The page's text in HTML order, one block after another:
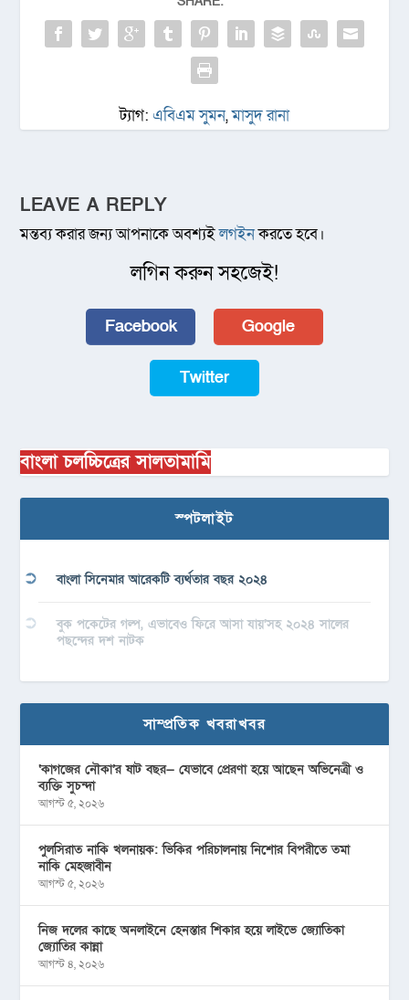
ট্যাগ: এবিএম সুমন,মাসুদ রানা
LEAVE A REPLY
মন্তব্য করার জন্য আপনাকে অবশ্যইলগইনকরতে হবে।
লগিন করুন সহজেই!
Facebook Google
Twitter
বাংলা চলচ্চিত্রের সালতামামি
স্পটলাইট
বাংলা সিনেমার আরেকটি ব্যর্থতার বছর ২০২৪
বুক পকেটের গল্প, এভাবেও ফিরে আসা যায়’সহ ২০২৪ সালের
পছন্দের দশ নাটক
সাম্প্রতিক খবরাখবর
‘কাগজের নৌকা’র ষাট বছর— যেভাবে প্রেরণা হয়ে আছেন অভিনেত্রী ও
ব্যক্তি সুচন্দা
আগস্ট ৫, ২০২৬
পুলসিরাত নাকি খলনায়ক: ভিকির পরিচালনায় নিশোর বিপরীতে তমা
নাকি মেহজাবীন
আগস্ট ৫, ২০২৬
নিজ দলের কাছে অনলাইনে হেনস্তার শিকার হয়ে লাইভে জ্যোতিকা
জ্যোতির কান্না
আগস্ট ৪, ২০২৬